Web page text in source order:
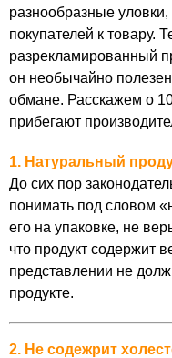
разнообразные
покупателей к товару.
разрекламированный
он необычайно
обмане. Расскажем о
прибегают
1. Натуральный
До сих пор
понимать под словом
его на упаковке, не
что продукт содержит
представлении не
продукте.
2. Не содежрит